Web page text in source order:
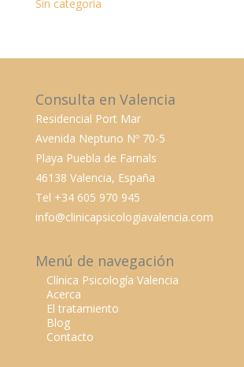
Sin categoría
Consulta en Valencia
Residencial Port Mar
Avenida Neptuno Nº 70-5
Playa Puebla de Farnals
46138 Valencia, España
Tel +34 605 970 945
info@clinicapsicologiavalencia.com
Menú de navegación
Clínica Psicología Valencia
Acerca
El tratamiento
Blog
Contacto